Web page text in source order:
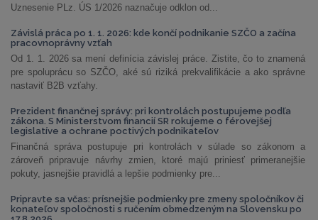
Uznesenie PLz. ÚS 1/2026 naznačuje odklon od...
Závislá práca po 1. 1. 2026: kde končí podnikanie SZČO a začína
pracovnoprávny vzťah
Od 1. 1. 2026 sa mení definícia závislej práce. Zistite, čo to znamená
pre spoluprácu so SZČO, aké sú riziká prekvalifikácie a ako správne
nastaviť B2B vzťahy.
Prezident finančnej správy: pri kontrolách postupujeme podľa
zákona. S Ministerstvom financií SR rokujeme o férovejšej
legislatíve a ochrane poctivých podnikateľov
Finančná správa postupuje pri kontrolách v súlade so zákonom a
zároveň pripravuje návrhy zmien, ktoré majú priniesť primeranejšie
pokuty, jasnejšie pravidlá a lepšie podmienky pre...
Pripravte sa včas: prísnejšie podmienky pre zmeny spoločníkov či
konateľov spoločnosti s ručením obmedzeným na Slovensku po